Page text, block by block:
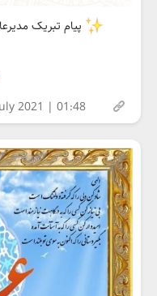
پیام تبریک
2021 | 01:48